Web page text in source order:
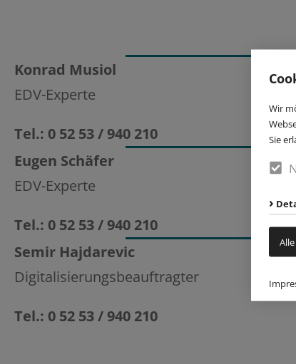
Wir
Sie
Konrad Musiol
EDV-Experte
Tel.: 0 52 53 / 940 210
Eugen Schäfer
EDV-Experte
Tel.: 0 52 53 / 940 210
Semir Hajdarevic
Digitalisierungsbeauftragter
Tel.: 0 52 53 / 940 210